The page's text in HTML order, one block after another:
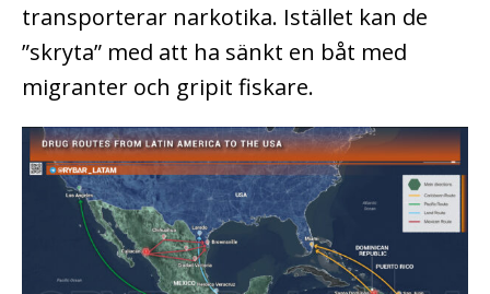
transporterar narkotika. Istället kan de
”skryta” med att ha sänkt en båt med
migranter och gripit fiskare.